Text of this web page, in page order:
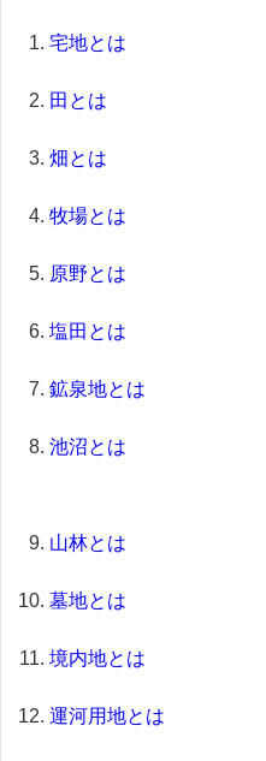
宅地とは
田とは
畑とは
牧場とは
原野とは
塩田とは
鉱泉地とは
池沼とは
山林とは
墓地とは
境内地とは
運河用地とは